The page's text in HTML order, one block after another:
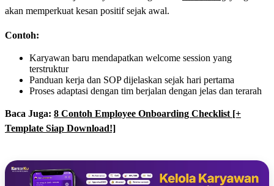
akan memperkuat kesan positif sejak awal.
Contoh:
Karyawan baru mendapatkan welcome session yang
terstruktur
Panduan kerja dan SOP dijelaskan sejak hari pertama
Proses adaptasi dengan tim berjalan dengan jelas dan terarah
Baca Juga: 8 Contoh Employee Onboarding Checklist [+
Template Siap Download!]